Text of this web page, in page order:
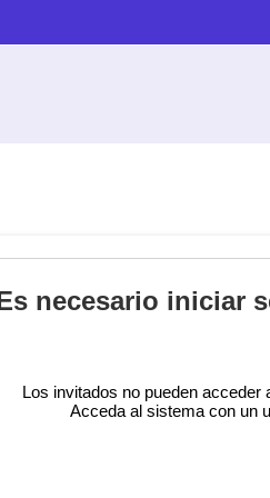
necesario iniciar
Los invitados no pueden acceder
Acceda al sistema con un